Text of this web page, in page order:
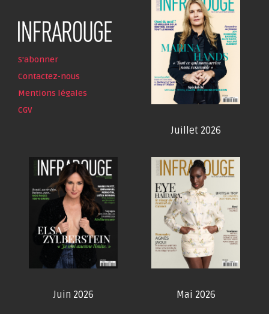
S'abonner
Contactez-nous
Mentions légales
CGV
Juillet 2026
Juin 2026 Mai 2026